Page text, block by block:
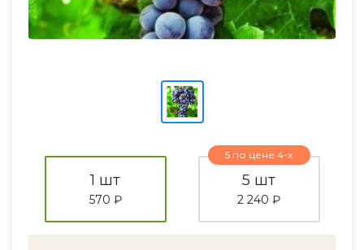
1 шт
570 ₽
5 по цене 4-х
5 шт
2 240 ₽